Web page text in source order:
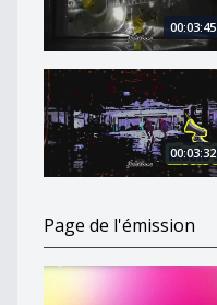
00:03:45
Nicole de SnowStorm
00:03:32
Page de l'émission